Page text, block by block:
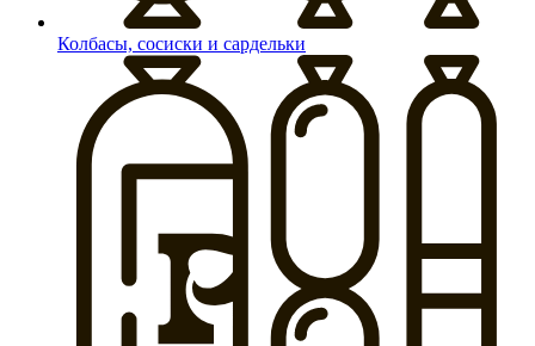
Колбасы, сосиски и сардельки